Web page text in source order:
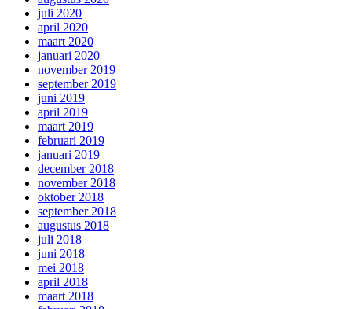
juli 2020
april 2020
maart 2020
januari 2020
november 2019
september 2019
juni 2019
april 2019
maart 2019
februari 2019
januari 2019
december 2018
november 2018
oktober 2018
september 2018
augustus 2018
juli 2018
juni 2018
mei 2018
april 2018
maart 2018